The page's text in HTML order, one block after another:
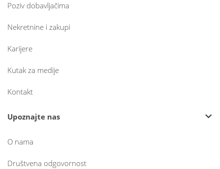
Poziv dobavljačima
Nekretnine i zakupi
Karijere
Kutak za medije
Kontakt
Upoznajte nas
O nama
Društvena odgovornost